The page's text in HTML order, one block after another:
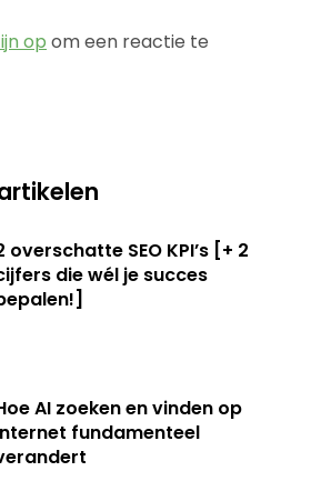
op om een reactie te
overschatte SEO KPI’s [+ 2
die wél je succes
AI zoeken en vinden op
fundamenteel